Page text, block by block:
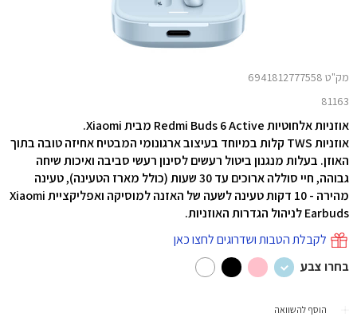
מק"ט 6941812777558
81163
אוזניות אלחוטיות Redmi Buds 6 Active מבית Xiaomi.
אוזניות TWS קלות במיוחד בעיצוב ארגונומי המבטיח אחיזה טובה בתוך
האוזן. בעלות מנגנון ביטול רעשים לסינון רעשי סביבה ואיכות שיחה
גבוהה, חיי סוללה ארוכים עד 30 שעות (כולל מארז הטעינה), טעינה
מהירה - 10 דקות טעינה לשעה של האזנה למוסיקה ואפליקציית Xiaomi
Earbuds לניהול הגדרות האוזניות.
לקבלת הטבות ושדרוגים לחצו כאן
בחרו צבע
הוסף להשוואה